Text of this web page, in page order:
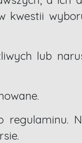
kwestii
lub